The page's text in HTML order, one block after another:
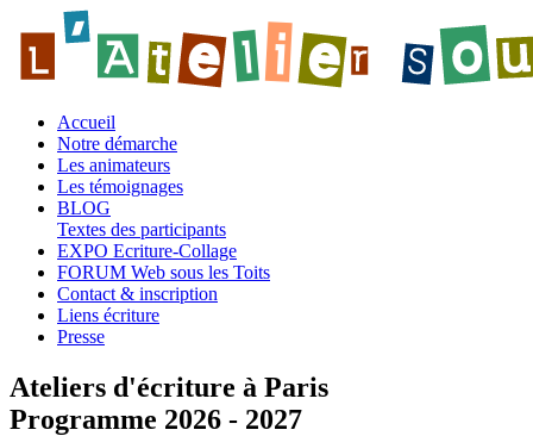
Accueil
Notre démarche
Les animateurs
Les témoignages
BLOG
Textes des participants
EXPO Ecriture-Collage
FORUM Web sous les Toits
Contact & inscription
Liens écriture
Presse
Ateliers d'écriture à Paris
Programme 2026 - 2027